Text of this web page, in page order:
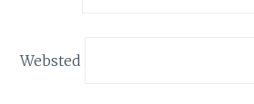
Websted